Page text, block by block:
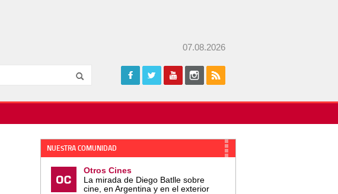
07.08.2026
NUESTRA COMUNIDAD
Otros Cines
La mirada de Diego Batlle sobre
cine, en Argentina y en el exterior